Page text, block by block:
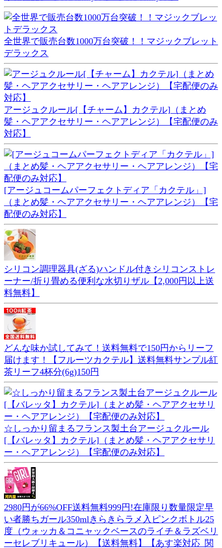
全世界で販売台数1000万台突破！！マジックブレット
デラックス
アージュクルール[【チャーム】カクテル]（まとめ
髪・ヘアアクセサリー・ヘアアレンジ）【宅配便のみ
対応】
[アージュコームパーフェクトディア「カクテル」]
（まとめ髪・ヘアアクセサリー・ヘアアレンジ）【宅
配便のみ対応】
シリコン調理器具(ざる)ハンドル付きシリコンストレ
ーナー/折り畳める便利な水切りザル【2,000円以上送
料無料】
どんな味か試してみて！送料無料で150円からリーフ
届けます！【フルーツカクテル】送料無料サンプル紅
茶リーフ4杯分(6g)150円
☆しっかり留まるフランス製土台アージュクルール
[【バレッタ】カクテル]（まとめ髪・ヘアアクセサリ
ー・ヘアアレンジ）【宅配便のみ対応】
2980円が66%OFF送料無料999円!在庫限り数量限定早
い者勝ちガール350mlきらきらラメ入ピンクボトル25
度（ウォッカ＆コニャックベースのライチ＆ラズベリ
ーセレブリキュール）【送料無料】【あす楽対応_関